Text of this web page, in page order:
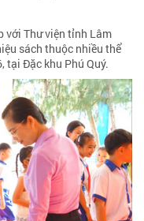
với Thư viện tỉnh Lâm
sách thuộc nhiều thể
tại Đặc khu Phú Quý.